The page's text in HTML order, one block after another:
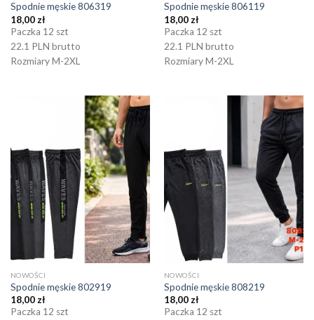
Spodnie męskie 806319
18,00 zł
Paczka 12 szt
22.1 PLN brutto
Rozmiary M-2XL
Spodnie męskie 806119
18,00 zł
Paczka 12 szt
22.1 PLN brutto
Rozmiary M-2XL
NOWOŚCI
Spodnie męskie 802919
18,00zł
Paczka 12 szt
NOWOŚCI
Spodnie męskie 808219
18,00zł
Paczka 12 szt